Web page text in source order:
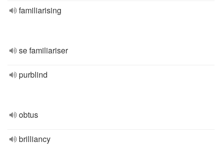
familiarising
se familiariser
purblind
obtus
brilliancy